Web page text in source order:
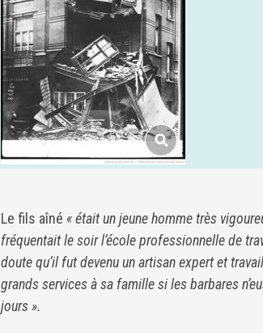
Le fils aîné « était un jeune homme très
fréquentait le soir l’école professionnelle de
doute qu’il fut devenu un artisan expert et
grands services à sa famille si les barbares
jours ».